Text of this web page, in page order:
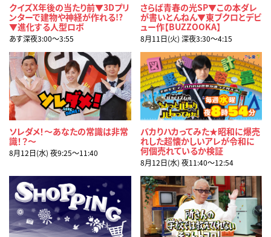
クイズX年後の当たり前▼3Dプリ
ンターで建物や神経が作れる!?
▼進化する人型ロボ
あす深夜3:00〜3:55
さらば青春の光SP▼この本ダレ
が書いとんねん▼東ブクロとデビ
ュー作【BUZZOOKA】
8月11日(火) 深夜3:30〜4:15
ソレダメ！～あなたの常識は非常
識！？～
8月12日(水) 夜9:25〜11:40
バカりハカってみた★昭和に爆売
れした超懐かしいアレが令和に
何個売れているか検証
8月12日(水) 夜11:40〜12:54